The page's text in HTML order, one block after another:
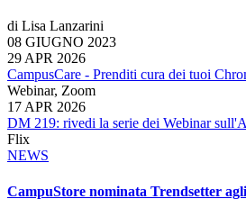
di Lisa Lanzarini
08 GIUGNO 2023
29 APR 2026
CampusCare - Prenditi cura dei tuoi
Webinar, Zoom
17 APR 2026
DM 219: rivedi la serie dei Webinar
Flix
NEWS
CampuStore nominata Trendsetter